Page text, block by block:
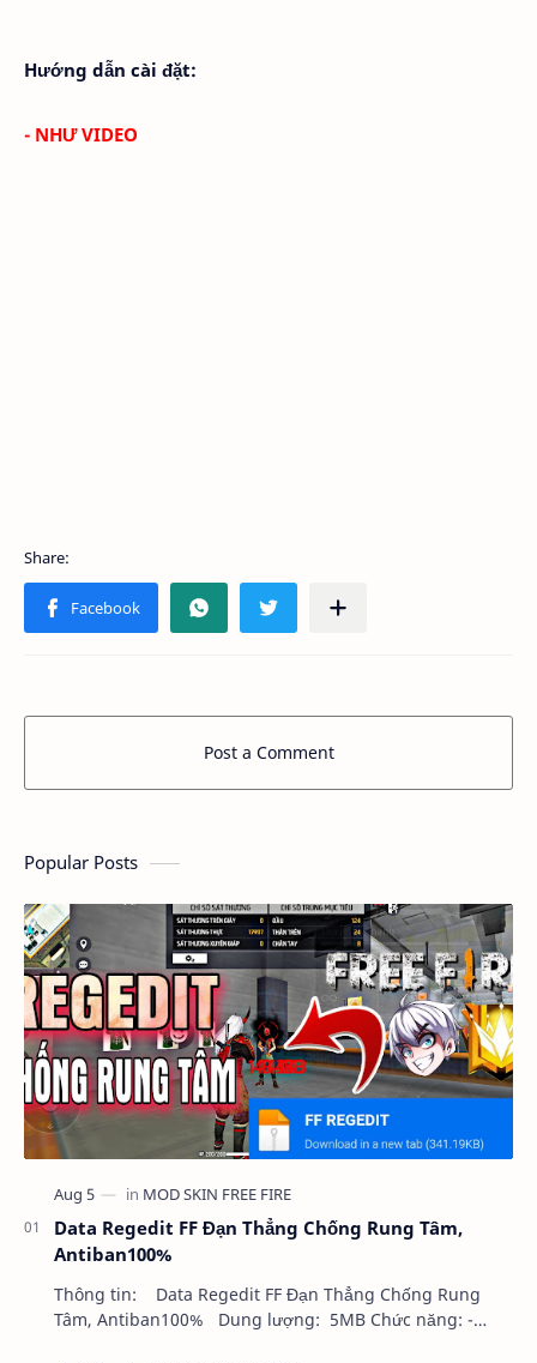
Hướng dẫn cài đặt:
- NHƯ VIDEO
Post a Comment
Popular Posts
Data Regedit FF Đạn Thẳng Chống Rung Tâm,
Antiban100%
Thông tin: Data Regedit FF Đạn Thẳng Chống Rung
Tâm, Antiban100% Dung lượng: 5MB Chức năng: -